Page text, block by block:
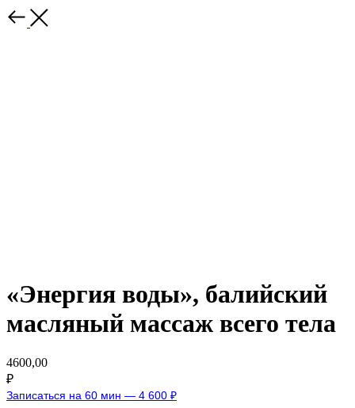
«Энергия воды», балийский
масляный массаж всего тела
4600,00
₽
Записаться на 60 мин — 4 600 ₽